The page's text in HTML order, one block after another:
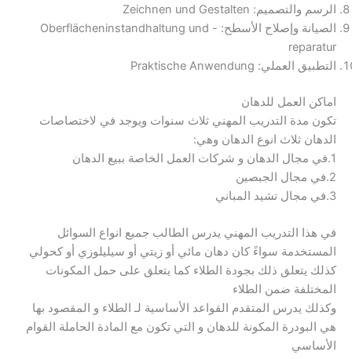
الرسم والتصميم: Zeichnen und Gestalten
الصيانة وإصلاح الأسطح: Oberflächeninstandhaltung und -
reparatur
التطبيق العملي: Praktische Anwendung
اماكن العمل للدهان
تكون مدة التدريب المهني ثلاث سنوات ويوجد في لاختصاصات
الدهان ثلاث انوع الدهان وهي:
1.في مجال الدهان و شركات العمل الخاصة ببيع الدهان
2.في مجال الجبصين
3.في مجال تشيد المباني
في هذا التدريب المهني يدرس الطالب جميع انواع السوائل
المستخدمة سواءً كان دهان مائي أو زيتي أو سيليلوزي أو كحولي
كذلك يتعلق ذلك بجودة الطلاء كما يتعلق على حمل المكونات
المختلفة ضمن الطلاء
وكذلك يدرس المتقدم القواعد الأساسية لـ الطلاء و المقصود بها
هي البودرة المكونة للدهان و التي تكون مع المادة الحاملة القوام
الأساسي